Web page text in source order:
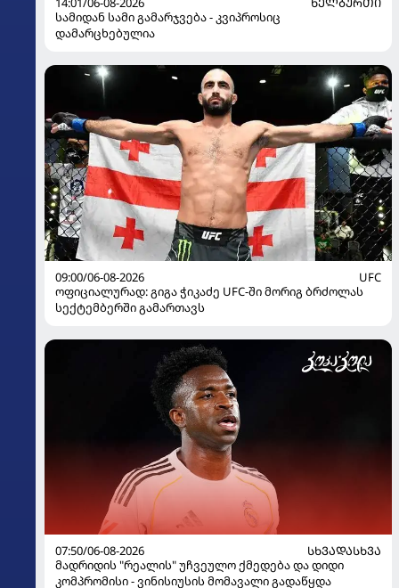
სამიდან სამი გამარჯვება - კვიპროსიც
დამარცხებულია
09:00/06-08-2026
UFC
ოფიციალურად: გიგა ჭიკაძე UFC-ში მორიგ ბრძოლას
სექტემბერში გამართავს
07:50/06-08-2026
ᲡᲮᲕᲐᲓᲐᲡᲮᲕᲐ
მადრიდის "რეალის" უჩვეულო ქმედება და დიდი
კომპრომისი - ვინისიუსის მომავალი გადაწყდა